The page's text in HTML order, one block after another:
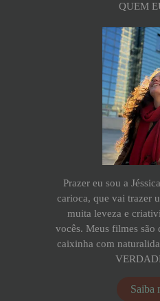
QUEM
Prazer eu sou a
carioca, que vai trazer
muita leveza e
vocês. Meus filmes são
caixinha com
Saiba